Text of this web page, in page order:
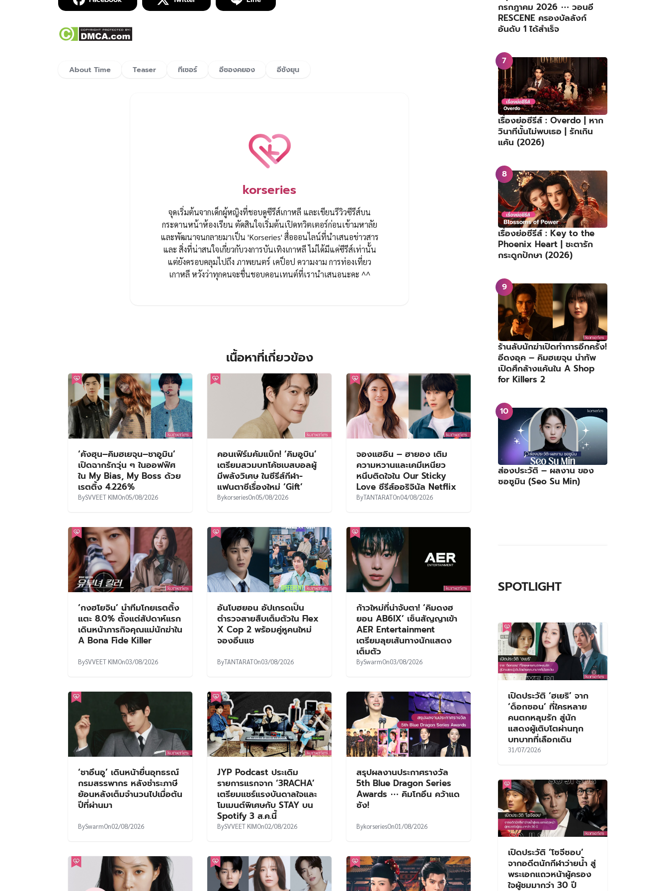
About Time Teaser ทีเซอร์ อีซองคยอง อีซังยุน
korseries
จุดเริ่มต้นจากเด็กผู้หญิงที่ชอบดูซีรีส์เกาหลี และเขียนรีวิวซีรีส์บน
กระดานหน้าห้องเรียน ตัดสินใจเริ่มต้นเปิดทวิตเตอร์ก่อนเข้ามหาลัย
และพัฒนาจนกลายมาเป็น 'Korseries' สื่อออนไลน์ที่นำเสนอข่าวสาร
และ สิ่งที่น่าสนใจเกี่ยวกับวงการบันเทิงเกาหลี ไม่ได้มีแค่ซีรีส์เท่านั้น
แต่ยังครอบคลุมไปถึง ภาพยนตร์ เคป็อป ความงาม การท่องเที่ยว
เกาหลี หวังว่าทุกคนจะชื่นชอบคอนเทนต์ที่เรานำเสนอนะคะ ^^
เนื้อหาที่เกี่ยวข้อง
‘คังฮุน–คิมฮเยจุน–ชาอูมิน’
เปิดฉากรักวุ่น ๆ ในออฟฟิศ
ใน My Bias, My Boss ด้วย
เรตติ้ง 4.226%
BySVVEET KIMOn05/08/2026
คอนเฟิร์มคัมแบ็ก! ‘คิมอูบิน’
เตรียมสวมบทโค้ชเบสบอลผู้
มีพลังวิเศษ ในซีรีส์กีฬา-
แฟนตาซีเรื่องใหม่ ‘Gift’
BykorseriesOn05/08/2026
จองแฮอิน – ฮายอง เติม
ความหวานและเคมีเหนียว
หนึบติดใจใน Our Sticky
Love ซีรีส์ออริจินัล Netflix
ByTANTARATOn04/08/2026
‘กงฮโยจิน’ นำทีมโกยเรตติ้ง
แตะ 8.0% ตั้งแต่สัปดาห์แรก
เดินหน้าภารกิจคุณแม่นักฆ่าใน
A Bona Fide Killer
BySVVEET KIMOn03/08/2026
อันโบฮยอน อัปเกรดเป็น
ตำรวจสายสืบเต็มตัวใน Flex
X Cop 2 พร้อมคู่หูคนใหม่
จองอึนแช
ByTANTARATOn03/08/2026
ก้าวใหม่ที่น่าจับตา! ‘คิมดงฮ
ยอน AB6IX’ เซ็นสัญญาเข้า
AER Entertainment
เตรียมลุยเส้นทางนักแสดง
เต็มตัว
BySwarmOn03/08/2026
‘ชาอึนอู’ เดินหน้ายื่นอุทธรณ์
กรมสรรพากร หลังชำระภาษี
ย้อนหลังเต็มจำนวนไปเมื่อต้น
ปีที่ผ่านมา
BySwarmOn02/08/2026
JYP Podcast ประเดิม
รายการแรกจาก ‘3RACHA’
เตรียมแชร์แรงบันดาลใจและ
โมเมนต์พิเศษกับ STAY บน
Spotify 3 ส.ค.นี้
BySVVEET KIMOn02/08/2026
สรุปผลงานประกาศรางวัล
5th Blue Dragon Series
Awards ⋯ คิมโกอึน คว้าแด
ซัง!
BykorseriesOn01/08/2026
กรกฎาคม 2026 ⋯ วอนอี
RESCENE ครองบัลลังก์
อันดับ 1 ได้สำเร็จ
เรื่องย่อซีรีส์ : Overdo | หาก
วินาทีนั้นไม่พบเธอ | รักเกิน
แค้น (2026)
เรื่องย่อซีรีส์ : Key to the
Phoenix Heart | ชะตารัก
กระดูกปักษา (2026)
ร้านลับนักฆ่าเปิดทำการอีกครั้ง!
อีดงอุค – คิมฮเยจุน นำทัพ
เปิดศึกล้างแค้นใน A Shop
for Killers 2
ส่องประวัติ – ผลงาน ของ
ซอซูมิน (Seo Su Min)
SPOTLIGHT
เปิดประวัติ ‘ฮเยริ’ จาก
‘ด็อกซอน’ ที่ใครหลาย
คนตกหลุมรัก สู่นัก
แสดงผู้เติบโตผ่านทุก
บทบาทที่เลือกเดิน
31/07/2026
เปิดประวัติ ‘โซจีซอบ’
จากอดีตนักกีฬาว่ายน้ำ สู่
พระเอกแถวหน้าผู้ครอง
ใจผู้ชมมากว่า 30 ปี